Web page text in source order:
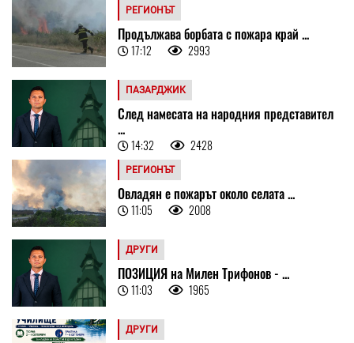
РЕГИОНЪТ
Продължава борбата с пожара край ...
17:12 2993
ПАЗАРДЖИК
След намесата на народния представител
...
14:32 2428
РЕГИОНЪТ
Овладян е пожарът около селата ...
11:05 2008
ДРУГИ
ПОЗИЦИЯ на Милен Трифонов - ...
11:03 1965
ДРУГИ